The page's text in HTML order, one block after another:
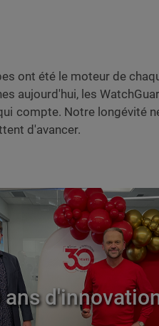
ont été le moteur de
aujourd'hui, les
compte. Notre longévité
d'avancer.
ans